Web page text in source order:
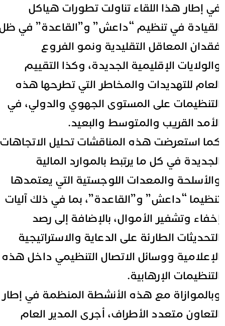
إطار هذا اللقاء تناولت تطورات هياكل
في تنظيم “داعش” و”القاعدة” في ظل
المعاقل التقليدية ونمو الفروع
الإقليمية الجديدة، وكذا التقييم
للتهديدات والمخاطر التي تطرحها هذه
على المستوى الجهوي والدولي، في
القريب والمتوسط والبعيد.
استعرضت هذه المناقشات تحليل الاتجاهات
في كل ما يرتبط بالموارد المالية
والمعدات اللوجستية التي يعتمدها
“داعش” و”القاعدة”، بما في ذلك آليات
وتشفير الأموال، بالإضافة إلى رصد
الطارئة على الدعاية والاستراتيجية
ووسائل الاتصال التنظيمي داخل هذه
الإرهابية.
مع هذه الأنشطة المنظمة في إطار
متعدد الأطراف، أجرى المدير العام